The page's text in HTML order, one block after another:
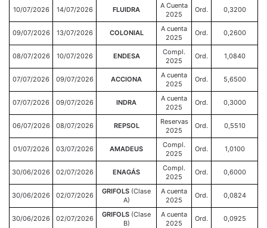
10/07/2026 14/07/2026 FLUIDRA
A Cuenta
2025
Ord. 0,3200
09/07/2026 13/07/2026 COLONIAL
A cuenta
2025
Ord. 0,2600
08/07/2026 10/07/2026 ENDESA
Compl.
2025
Ord. 1,0840
07/07/2026 09/07/2026 ACCIONA
A cuenta
2025
Ord. 5,6500
07/07/2026 09/07/2026 INDRA
A cuenta
2025
Ord. 0,3000
06/07/2026 08/07/2026 REPSOL
Reservas
2025
Ord. 0,5510
01/07/2026 03/07/2026 AMADEUS
Compl.
2025
Ord. 1,0100
30/06/2026 02/07/2026 ENAGÁS
Compl.
2025
Ord. 0,6000
30/06/2026 02/07/2026 GRIFOLS (Clase
A)
A cuenta
2025
Ord. 0,0824
30/06/2026 02/07/2026 GRIFOLS (Clase
B)
A cuenta
2025
Ord. 0,0925